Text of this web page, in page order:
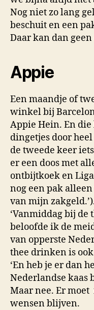
Nog niet zo lang
beschuit en een
Daar kan dan
Appie
Een maandje of
winkel bij
Appie Hein. En die
dingetjes door
de tweede keer
er een doos met
ontbijtkoek en
nog een pak
van mijn
‘Vanmiddag bij de
beloofde ik de
van opperste
thee drinken is
‘En heb je er dan
Nederlandse kaas
Maar nee. Er
wensen blijven.